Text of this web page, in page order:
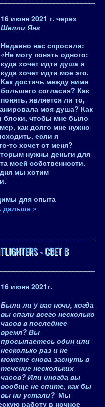
16 июня 2021 г. через
Шелли Янг
Недавно нас спросили:
«Не могу понять одного:
куда хочет идти душа и
куда хочет идти мое эго.
Как достичь между ними
большего согласия? Как
понять, является ли то,
моя душа? Как
блоки, чтобы мне было
как долго мне нужно
если я
то хочет от меня?
нужны деньги для
моей собственности.
мы хотим
для опыта
дальше »
- СВЕТ В
16 июня 2021г.
Были ли у вас ночи, когда
вы спали всего несколько
часов в последнее
время? Вы
просыпаетесь один или
несколько раз и не
можете снова заснуть в
течение нескольких
часов? Или иногда вы
вообще не спите, как бы
вы ни устали? Мы
работу в ночное